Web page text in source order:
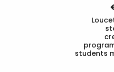
students